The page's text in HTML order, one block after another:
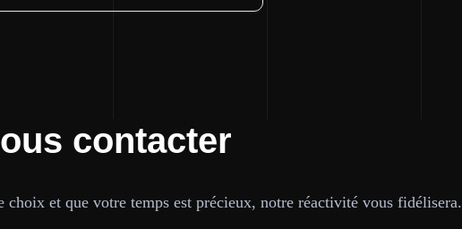
contacter
choix et que votre temps est précieux, notre réactivité vous fidélisera.